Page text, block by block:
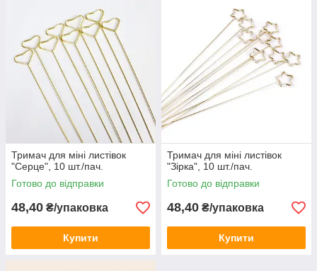
Тримач для міні листівок
"Серце", 10 шт./пач.
Готово до відправки
48,40 ₴/упаковка
Купити
Тримач для міні листівок
"Зірка", 10 шт./пач.
Готово до відправки
48,40 ₴/упаковка
Купити